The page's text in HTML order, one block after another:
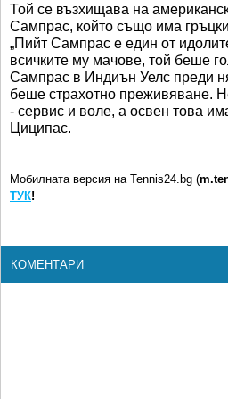
Той се възхищава на
Сампрас, който също има
„Пийт Сампрас е един от
всичките му мачове, той беше
Сампрас в Индиън Уелс преди
беше страхотно преживяване.
- сервис и воле, а освен това
Циципас.
Мобилната версия на Tennis24.bg (
ТУК!
КОМЕНТАРИ